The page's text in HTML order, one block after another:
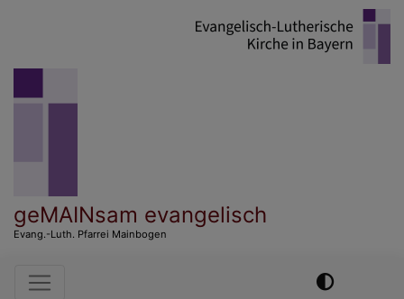
geMAINsam evangelisch
Evang.-Luth. Pfarrei Mainbogen
Hauptnavigation